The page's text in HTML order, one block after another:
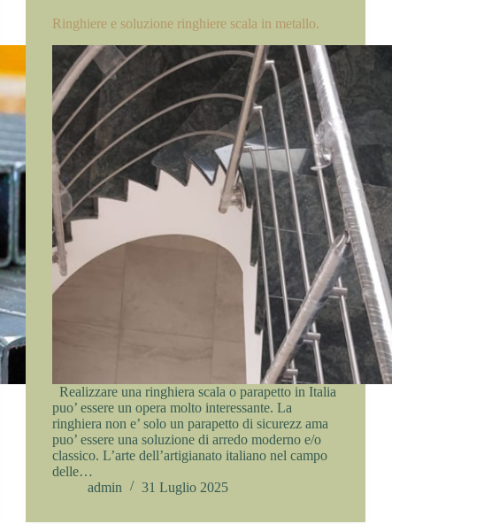
Ringhiere e soluzione ringhiere scala in metallo.
Realizzare una ringhiera scala o parapetto in Italia
puo’ essere un opera molto interessante. La
ringhiera non e’ solo un parapetto di sicurezz ama
puo’ essere una soluzione di arredo moderno e/o
classico. L’arte dell’artigianato italiano nel campo
delle…
admin
31 Luglio 2025